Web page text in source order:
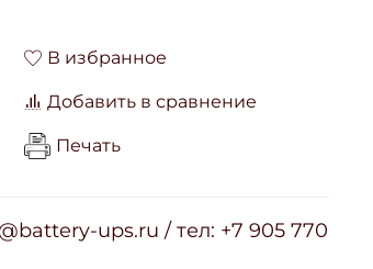
В избранное
Добавить в сравнение
Печать
ups.ru / тел: +7 905 770